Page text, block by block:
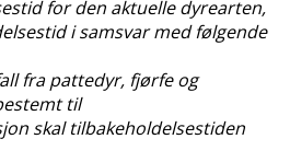
for den aktuelle dyrearten,
i samsvar med følgende
fra pattedyr, fjørfe og
til
skal tilbakeholdelsestiden